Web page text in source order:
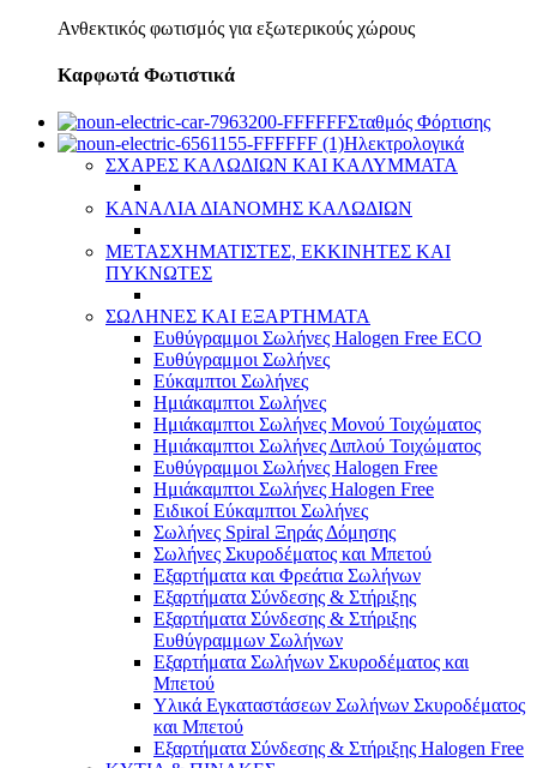
Ανθεκτικός φωτισμός για εξωτερικούς χώρους
Καρφωτά Φωτιστικά
Σταθμός Φόρτισης
Ηλεκτρολογικά
ΣΧΑΡΕΣ ΚΑΛΩΔΙΩΝ ΚΑΙ ΚΑΛΥΜΜΑΤΑ
ΚΑΝΑΛΙΑ ΔΙΑΝΟΜΗΣ ΚΑΛΩΔΙΩΝ
ΜΕΤΑΣΧΗΜΑΤΙΣΤΕΣ, ΕΚΚΙΝΗΤΕΣ ΚΑΙ
ΠΥΚΝΩΤΕΣ
ΣΩΛΗΝΕΣ ΚΑΙ ΕΞΑΡΤΗΜΑΤΑ
Ευθύγραμμοι Σωλήνες Halogen Free ECO
Ευθύγραμμοι Σωλήνες
Εύκαμπτοι Σωλήνες
Ημιάκαμπτοι Σωλήνες
Ημιάκαμπτοι Σωλήνες Μονού Τοιχώματος
Ημιάκαμπτοι Σωλήνες Διπλού Τοιχώματος
Ευθύγραμμοι Σωλήνες Halogen Free
Ημιάκαμπτοι Σωλήνες Halogen Free
Ειδικοί Εύκαμπτοι Σωλήνες
Σωλήνες Spiral Ξηράς Δόμησης
Σωλήνες Σκυροδέματος και Μπετού
Εξαρτήματα και Φρεάτια Σωλήνων
Εξαρτήματα Σύνδεσης & Στήριξης
Εξαρτήματα Σύνδεσης & Στήριξης
Ευθύγραμμων Σωλήνων
Εξαρτήματα Σωλήνων Σκυροδέματος και
Μπετού
Υλικά Εγκαταστάσεων Σωλήνων Σκυροδέματος
και Μπετού
Εξαρτήματα Σύνδεσης & Στήριξης Halogen Free